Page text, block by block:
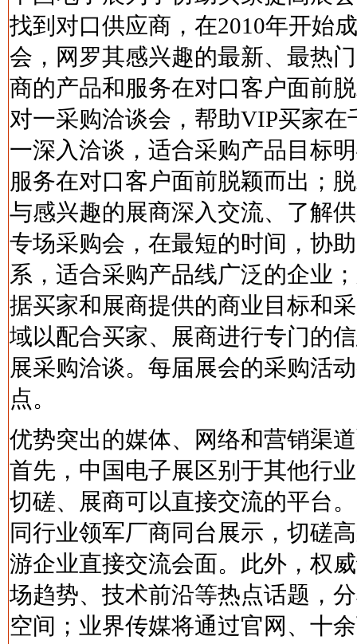
找到对口供应商，在2010年开始
会，网罗其感兴趣的最新、最热
商的产品和服务在对口客户面前
对一采购洽谈会，帮助VIP买家
一深入洽谈，适合采购产品目标
服务在对口客户面前脱颖而出；
与感兴趣的展商深入交流、了解
专场采购会，在最短的时间，协
系，适合采购产品线广泛的企业
据买家和展商提供的商业目标和
域以配合买家、展商进行专门的
展采购洽谈。每届展会的采购活
点。
优势突出的媒体、网络和营销渠
首先，中国电子展区别于其他行
切磋、展商可以直接交流的平台
同行业领军厂商同台展示，切磋
游企业直接交流会面。此外，权
场趋势、技术前沿等热点话题，
空间；业界传媒将通过官网、十